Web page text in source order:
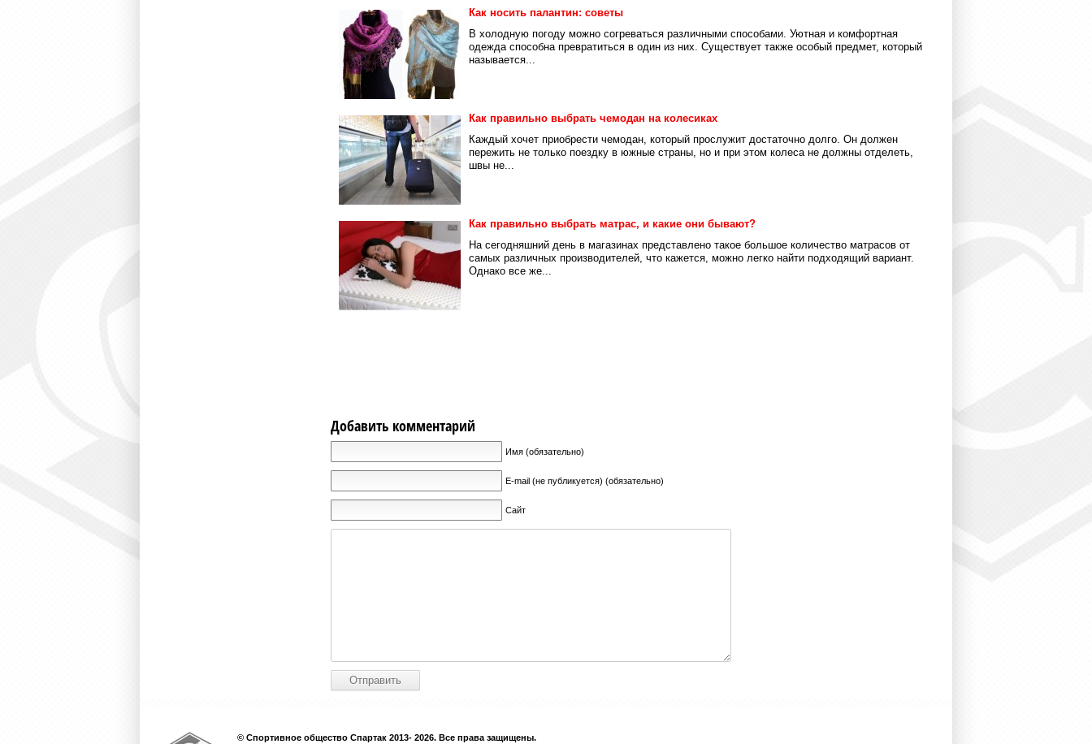
Как носить палантин: советы
В холодную погоду можно согреваться различными способами. Уютная и комфортная
одежда способна превратиться в один из них. Существует также особый предмет, который
называется...
Как правильно выбрать чемодан на колесиках
Каждый хочет приобрести чемодан, который прослужит достаточно долго. Он должен
пережить не только поездку в южные страны, но и при этом колеса не должны отделеть,
швы не...
Как правильно выбрать матрас, и какие они бывают?
На сегодняшний день в магазинах представлено такое большое количество матрасов от
самых различных производителей, что кажется, можно легко найти подходящий вариант.
Однако все же...
Добавить комментарий
Имя (обязательно)
E-mail (не публикуется) (обязательно)
Сайт
© Спортивное общество Спартак 2013- 2026. Все права защищены.